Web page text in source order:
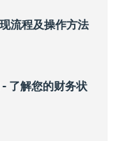
流程及操作方法
了解您的财务状